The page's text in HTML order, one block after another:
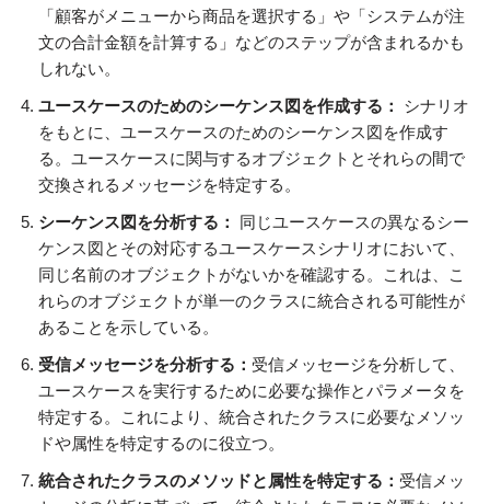
「顧客がメニューから商品を選択する」や「システムが注
文の合計金額を計算する」などのステップが含まれるかも
しれない。
ユースケースのためのシーケンス図を作成する：
シナリオ
をもとに、ユースケースのためのシーケンス図を作成す
る。ユースケースに関与するオブジェクトとそれらの間で
交換されるメッセージを特定する。
シーケンス図を分析する：
同じユースケースの異なるシー
ケンス図とその対応するユースケースシナリオにおいて、
同じ名前のオブジェクトがないかを確認する。これは、こ
れらのオブジェクトが単一のクラスに統合される可能性が
あることを示している。
受信メッセージを分析する： 受信メッセージを分析して、
ユースケースを実行するために必要な操作とパラメータを
特定する。これにより、統合されたクラスに必要なメソッ
ドや属性を特定するのに役立つ。
統合されたクラスのメソッドと属性を特定する： 受信メッ